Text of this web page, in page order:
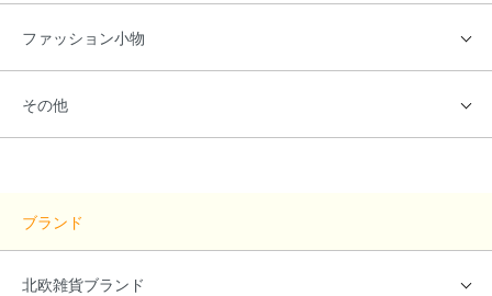
ファッション小物
その他
ブランド
北欧雑貨ブランド